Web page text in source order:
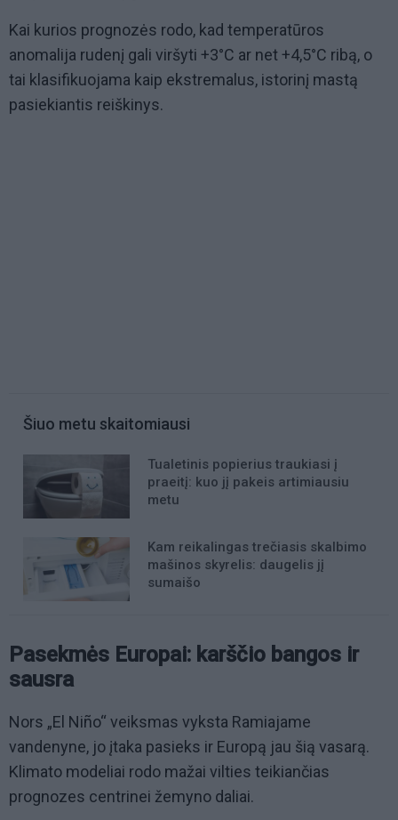
Kai kurios prognozės rodo, kad temperatūros
anomalija rudenį gali viršyti +3°C ar net +4,5°C ribą, o
tai klasifikuojama kaip ekstremalus, istorinį mastą
pasiekiantis reiškinys.
Šiuo metu skaitomiausi
Tualetinis popierius traukiasi į
praeitį: kuo jį pakeis artimiausiu
metu
Kam reikalingas trečiasis skalbimo
mašinos skyrelis: daugelis jį
sumaišo
Pasekmės Europai: karščio bangos ir
sausra
Nors „El Niño“ veiksmas vyksta Ramiajame
vandenyne, jo įtaka pasieks ir Europą jau šią vasarą.
Klimato modeliai rodo mažai vilties teikiančias
prognozes centrinei žemyno daliai.